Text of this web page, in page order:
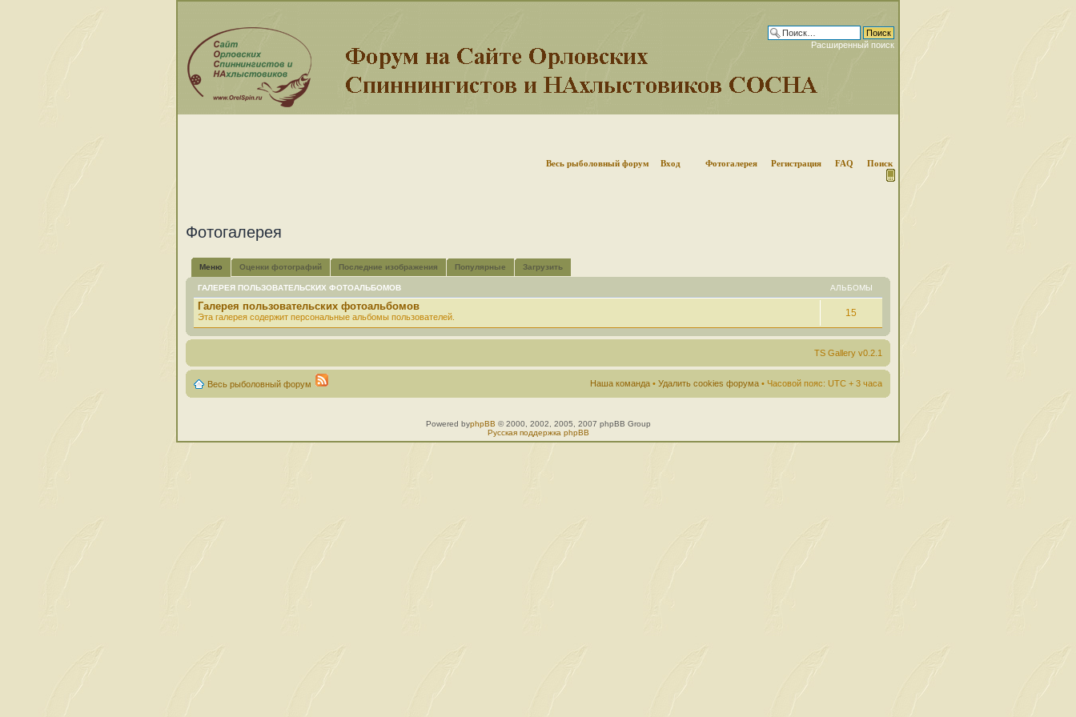
Расширенный поиск
Весь рыболовный форум Вход Фотогалерея Регистрация FAQ Поиск
Фотогалерея
Меню Оценки фотографий Последние изображения Популярные Загрузить
ГАЛЕРЕЯ ПОЛЬЗОВАТЕЛЬСКИХ ФОТОАЛЬБОМОВ АЛЬБОМЫ
Галерея пользовательских фотоальбомов
Эта галерея содержит персональные альбомы пользователей. 15
TS Gallery v0.2.1
Весь рыболовный форум Наша команда • Удалить cookies форума • Часовой пояс: UTC + 3 часа
Powered byphpBB © 2000, 2002, 2005, 2007 phpBB Group
Русская поддержка phpBB